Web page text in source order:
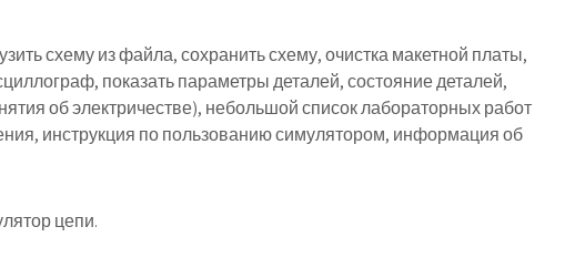
схему из файла, сохранить схему, очистка макетной платы,
показать параметры деталей, состояние деталей,
об электричестве), небольшой список лабораторных работ
инструкция по пользованию симулятором, информация об
цепи.